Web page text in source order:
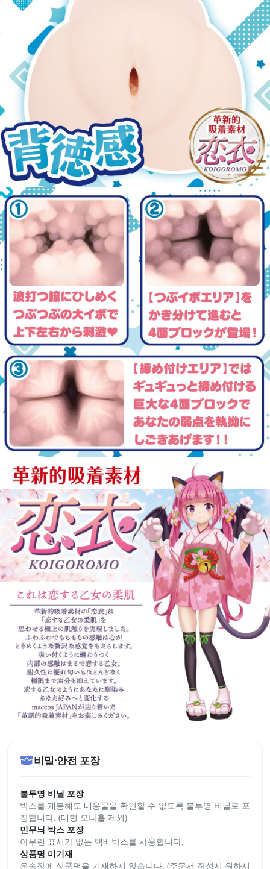
비밀·안전 포장
불투명 비닐 포장
박스를 개봉해도 내용물을 확인할 수 없도록 불투명 비닐로 포
장합니다. (대형 오나홀 제외)
민무늬 박스 포장
아무런 표시가 없는 택배박스를 사용합니다.
상품명 미기재
운송장에 상품명을 기재하지 않습니다. (주문서 작성시 원하시